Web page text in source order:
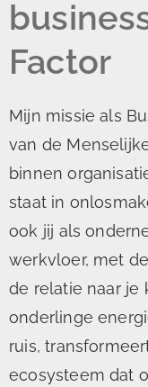
Factor
Mijn missie als
van de
binnen
staat in
ook jij als
werkvloer, met
de relatie naar je
onderlinge
ruis,
ecosysteem dat